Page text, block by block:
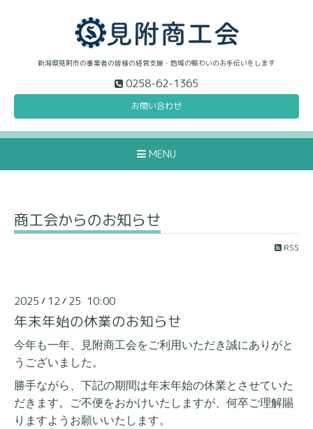
新潟県見附市の事業者の皆様の経営支援・地域の賑わいのお手伝いをします
0258-62-1365
お問い合わせ
MENU
商工会からのお知らせ
RSS
2025 / 12 / 25 10:00
年末年始の休業のお知らせ
今年も一年、見附商工会をご利用いただき誠にありがと
うございました。
勝手ながら、下記の期間は年末年始の休業とさせていた
だきます。ご不便をおかけいたしますが、何卒ご理解賜
りますようお願いいたします。